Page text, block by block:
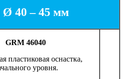
Ø 40 – 45 мм
GRM 46040
пластиковая оснастка,
уровня.